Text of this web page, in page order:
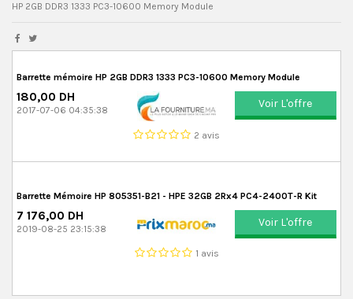
HP 2GB DDR3 1333 PC3-10600 Memory Module
Barrette mémoire HP 2GB DDR3 1333 PC3-10600 Memory Module
180,00 DH
2017-07-06 04:35:38
2 avis
Voir L'offre
Barrette Mémoire HP 805351-B21 - HPE 32GB 2Rx4 PC4-2400T-R Kit
7 176,00 DH
2019-08-25 23:15:38
1 avis
Voir L'offre